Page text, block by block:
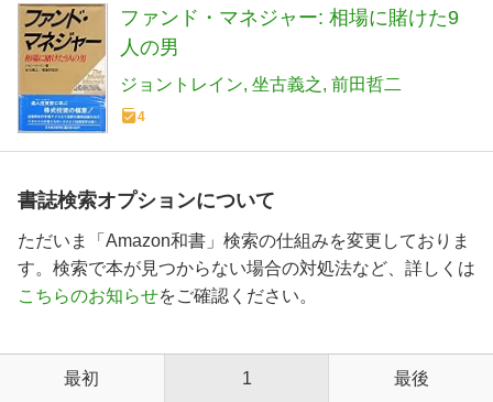
ファンド・マネジャー: 相場に賭けた9
人の男
ジョントレイン 坐古義之 前田哲二
4
書誌検索オプションについて
ただいま「Amazon和書」検索の仕組みを変更しておりま
す。検索で本が見つからない場合の対処法など、詳しくは
こちらのお知らせをご確認ください。
最初 1 最後